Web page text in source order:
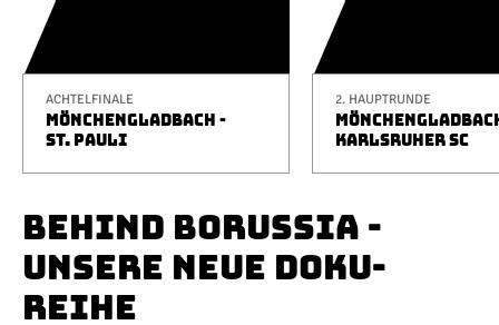
ACHTELFINALE
MÖNCHENGLADBACH -
ST. PAULI
2. HAUPTRUNDE
KARLSRUHER SC
BEHIND BORUSSIA -
UNSERE NEUE DOKU-
REIHE